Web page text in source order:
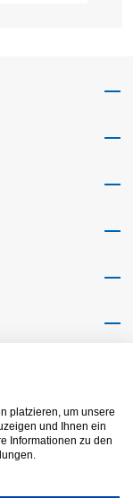
platzieren, um unsere
und Ihnen ein
Informationen zu den